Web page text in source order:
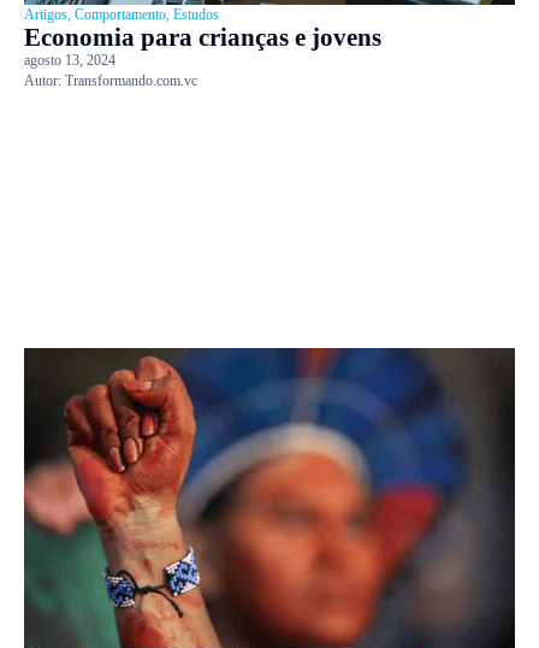
Artigos Comportamento Estudos
Economia para crianças e jovens
agosto 13, 2024
Autor: Transformando.com.vc